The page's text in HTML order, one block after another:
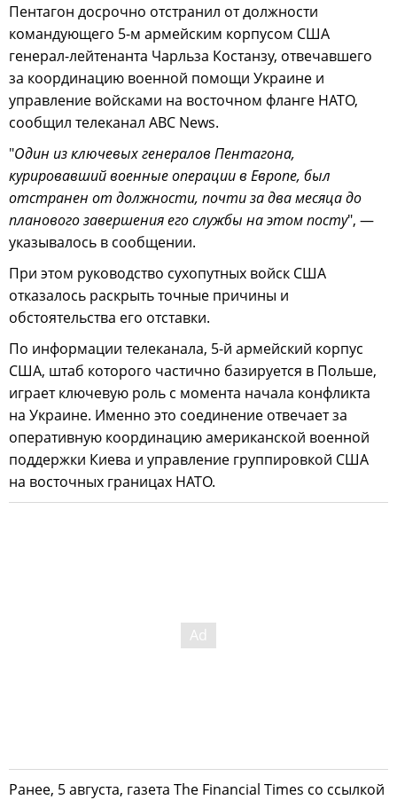
Пентагон досрочно отстранил от должности
командующего 5-м армейским корпусом США
генерал-лейтенанта Чарльза Костанзу, отвечавшего
за координацию военной помощи Украине и
управление войсками на восточном фланге НАТО,
сообщил телеканал ABC News.
"Один из ключевых генералов Пентагона,
курировавший военные операции в Европе, был
отстранен от должности, почти за два месяца до
планового завершения его службы на этом посту", —
указывалось в сообщении.
При этом руководство сухопутных войск США
отказалось раскрыть точные причины и
обстоятельства его отставки.
По информации телеканала, 5-й армейский корпус
США, штаб которого частично базируется в Польше,
играет ключевую роль с момента начала конфликта
на Украине. Именно это соединение отвечает за
оперативную координацию американской военной
поддержки Киева и управление группировкой США
на восточных границах НАТО.
Ранее, 5 августа, газета The Financial Times со ссылкой